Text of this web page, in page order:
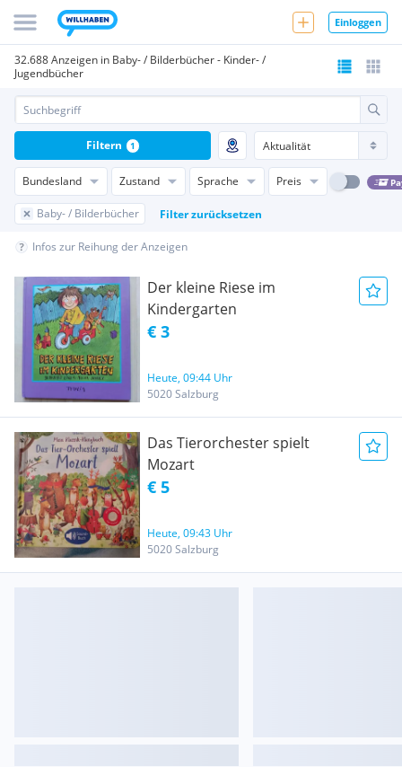
Einloggen
32.688 Anzeigen in Baby- / Bilderbücher - Kinder- /
Jugendbücher
Bundesland Zustand Sprache Preis
Baby- / Bilderbücher Filter zurücksetzen
Filtern 1
Infos zur Reihung der Anzeigen
Der kleine Riese im
Kindergarten
€ 3
Heute, 09:44 Uhr
5020 Salzburg
Das Tierorchester spielt
Mozart
€ 5
Heute, 09:43 Uhr
5020 Salzburg